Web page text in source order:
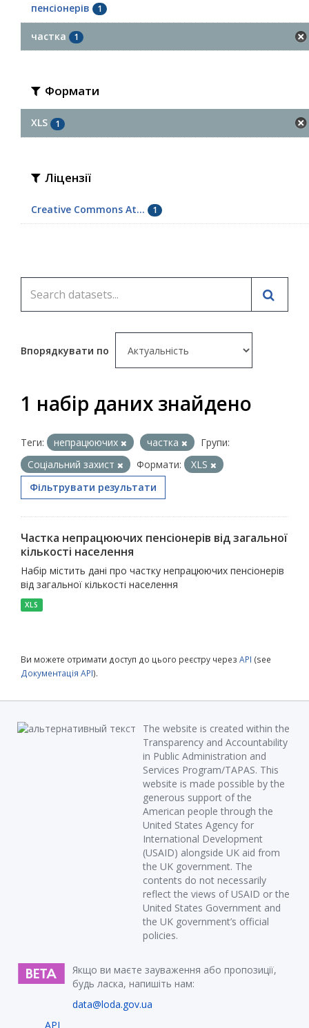
пенсіонерів 1
частка 1
Формати
XLS 1
Ліцензії
Creative Commons At... 1
Впорядкувати по
1 набір даних знайдено
Теги: непрацюючих частка
Групи:
Соціальний захист
Формати:
XLS
Фільтрувати результати
Частка непрацюючих пенсіонерів від загальної
кількості населення
Набір містить дані про частку непрацюючих пенсіонерів
від загальної кількості населення
XLS
Ви можете отримати доступ до цього реєстру через API (see
Документація API).
The website is created within the
Transparency and Accountability
in Public Administration and
Services Program/TAPAS. This
website is made possible by the
generous support of the
American people through the
United States Agency for
International Development
(USAID) alongside UK aid from
the UK government. The
contents do not necessarily
reflect the views of USAID or the
United States Government and
the UK government’s official
policies.
Якщо ви маєте зауваження або пропозиції,
будь ласка, напишіть нам:
data@loda.gov.ua
API